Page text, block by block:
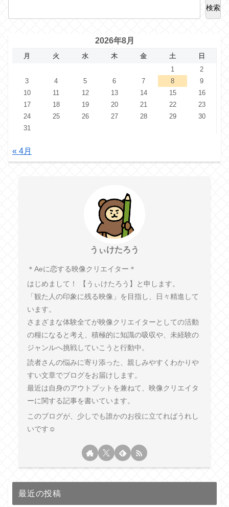
検索
2026年8月
月 火 水 木 金 土
日
1
2
3
4 5 6 7 8
9
10
11 12 13 14 15
16
17
18 19 20 21 22
23
24
25 26 27 28 29
30
31
« 4月
うぃけたろう
︎＊︎Aeに恋する映像クリエイター＊
はじめまして！ 【うぃけたろう】と申します。
「観た人の印象に残る映像」を目指し、日々精進して
います。
さまざまな体験全てが映像クリエイターとしての活動
の糧になると考え、積極的に知識の吸収や、未経験の
ジャンルへ挑戦していこうと行動中。
読者さんの悩みに寄り添った、親しみやすくわかりや
すい文章でブログをお届けします。
最近は自身のアウトプットを兼ねて、映像クリエイタ
ーに関する記事を書いています。
このブログが、少しでも誰かのお役に立てればうれし
いです☺︎
最近の投稿